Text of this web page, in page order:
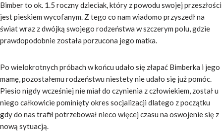
Bimber to ok. 1.5 roczny dzieciak, który z powodu swojej przeszłości
jest pieskiem wycofanym. Z tego co nam wiadomo przyszedł na
świat wraz z dwójką swojego rodzeństwa w szczerym polu, gdzie
prawdopodobnie została porzucona jego matka.
Po wielokrotnych próbach w końcu udało się złapać Bimberka i jego
mamę, pozostałemu rodzeństwu niestety nie udało się już pomóc.
Piesio nigdy wcześniej nie miał do czynienia z człowiekiem, został u
niego całkowicie pominięty okres socjalizacji dlatego z początku
gdy do nas trafił potrzebował nieco więcej czasu na oswojenie się z
nową sytuacją.